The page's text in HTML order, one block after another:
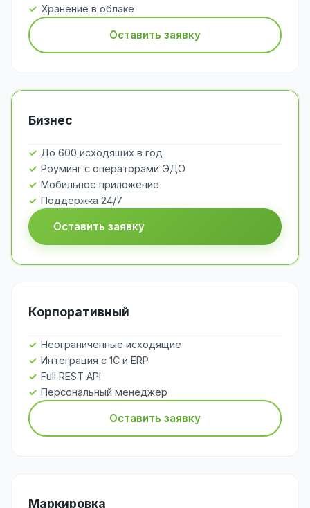
Хранение в облаке
Оставить заявку
Бизнес
До 600 исходящих в год
Роуминг с операторами ЭДО
Мобильное приложение
Поддержка 24/7
Оставить заявку
Корпоративный
Неограниченные исходящие
Интеграция с 1С и ERP
Full REST API
Персональный менеджер
Оставить заявку
Маркировка